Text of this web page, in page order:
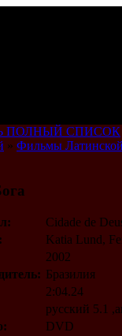
ПОЛНЫЙ СПИСОК
» Фильмы
Cidade de
Katia Lund,
2002
Бразилия
2:04.24
русский 5.1
DVD